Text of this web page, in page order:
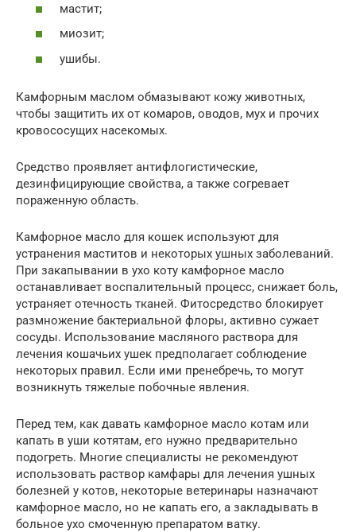
мастит;
миозит;
ушибы.
Камфорным маслом обмазывают кожу животных,
чтобы защитить их от комаров, оводов, мух и прочих
кровососущих насекомых.
Средство проявляет антифлогистические,
дезинфицирующие свойства, а также согревает
пораженную область.
Камфорное масло для кошек используют для
устранения маститов и некоторых ушных заболеваний.
При закапывании в ухо коту камфорное масло
останавливает воспалительный процесс, снижает боль,
устраняет отечность тканей. Фитосредство блокирует
размножение бактериальной флоры, активно сужает
сосуды. Использование масляного раствора для
лечения кошачьих ушек предполагает соблюдение
некоторых правил. Если ими пренебречь, то могут
возникнуть тяжелые побочные явления.
Перед тем, как давать камфорное масло котам или
капать в уши котятам, его нужно предварительно
подогреть. Многие специалисты не рекомендуют
использовать раствор камфары для лечения ушных
болезней у котов, некоторые ветеринары назначают
камфорное масло, но не капать его, а закладывать в
больное ухо смоченную препаратом ватку.